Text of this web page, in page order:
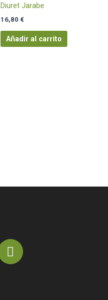
Diuret Jarabe
16,80 €
Añadir al carrito
I
n